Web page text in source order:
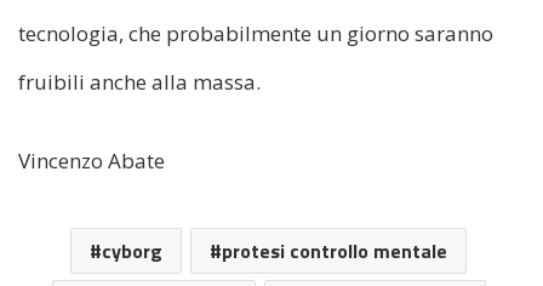
tecnologia, che probabilmente un giorno saranno
fruibili anche alla massa.
Vincenzo Abate
cyborg
protesi controllo mentale